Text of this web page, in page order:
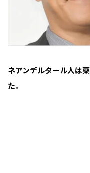
ネアンデルタール人は
た。